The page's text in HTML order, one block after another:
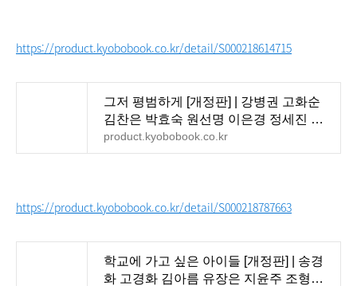
https://product.kyobobook.co.kr/detail/S000218614715
그저 평범하게 [개정판] | 강병권 고화순
김찬은 박효숙 원선명 이은경 정세진 정
아름 - 교보문고
product.kyobobook.co.kr
https://product.kyobobook.co.kr/detail/S000218787663
학교에 가고 싶은 아이들 [개정판] | 송경
화 고경화 김아름 유장은 지윤주 조형훈 -